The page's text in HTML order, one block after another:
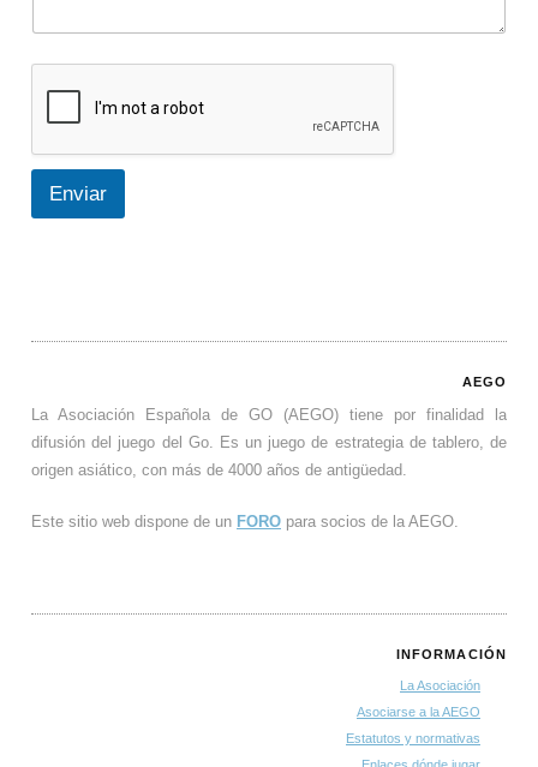
Enviar
AEGO
La Asociación Española de GO (AEGO) tiene por finalidad la
difusión del juego del Go. Es un juego de estrategia de tablero, de
origen asiático, con más de 4000 años de antigüedad.
Este sitio web dispone de un FORO para socios de la AEGO.
INFORMACIÓN
La Asociación
Asociarse a la AEGO
Estatutos y normativas